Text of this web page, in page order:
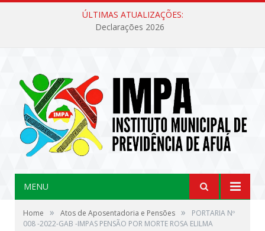
ÚLTIMAS ATUALIZAÇÕES:
Declarações 2026
MENU
Home » Atos de Aposentadoria e Pensões »
PORTARIA Nº
008 -2022-GAB -IMPAS PENSÃO POR MORTE ROSA ELILMA